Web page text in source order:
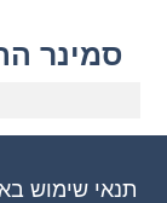
סמינר
תנאי שימוש